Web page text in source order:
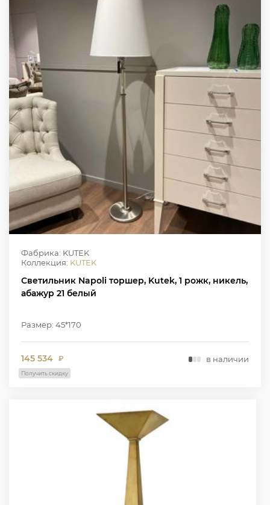
Фабрика: KUTEK
Коллекция: KUTEK
Светильник Napoli торшер, Kutek, 1 рожк, никель,
абажур 21 белый
Размер: 45*170
145 534 ₽ в наличии
Получить скидку